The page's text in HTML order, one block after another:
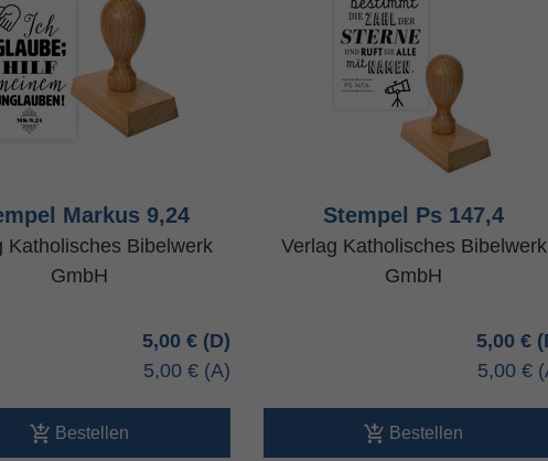
Markus 9,24
Katholisches Bibelwerk
GmbH
5,00 €
5,00 €
Bestellen
Stempel Ps 147,4
Verlag Katholisches Bibelwerk
GmbH
5,00 €
5,00 €
Bestellen